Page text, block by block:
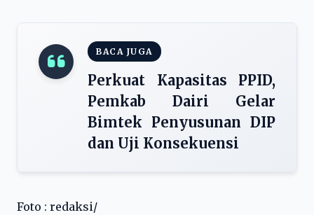
BACA JUGA
Perkuat Kapasitas PPID,
Pemkab Dairi Gelar
Bimtek Penyusunan DIP
dan Uji Konsekuensi
Foto : redaksi/